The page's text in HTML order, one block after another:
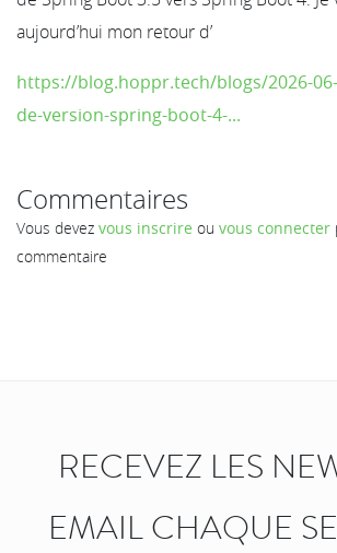
aujourd’hui mon retour d’
https://blog.hoppr.tech/blogs/2026-
de-version-spring-boot-4-...
Commentaires
Vous devez vous inscrire ou vous connecter
commentaire
RECEVEZ LES
EMAIL CHAQUE